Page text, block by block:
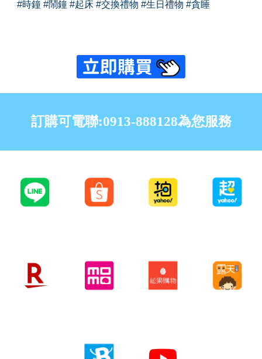
#時鐘 #鬧鐘 #起床 #交換禮物 #生日禮物 #貪睡
訂購可電聯:0913-888128為您服務